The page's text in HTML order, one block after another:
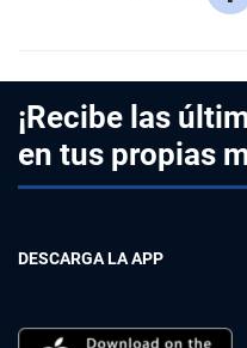
¡Recibe las
en tus propias
DESCARGA LA APP